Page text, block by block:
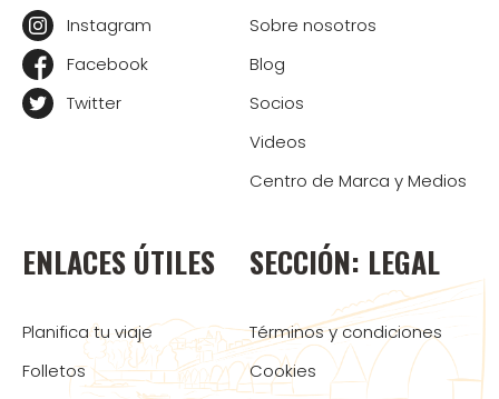
Instagram
Facebook
Twitter
Sobre nosotros
Blog
Socios
Videos
Centro de Marca y Medios
ENLACES ÚTILES
Planifica tu viaje
Folletos
SECCIÓN: LEGAL
Términos y condiciones
Cookies